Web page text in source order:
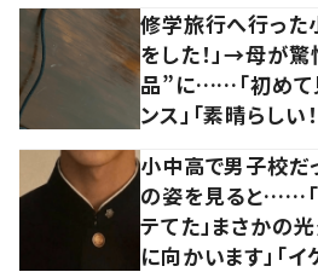
修学旅行へ行った
をした！」→母が
品”に……「初めて
ンス」「素晴らしい！
小中高で男子校
の姿を見ると……
テてた」まさかの
に向かいます」「イ